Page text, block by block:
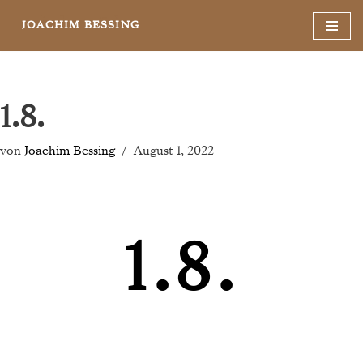
JOACHIM BESSING
1.8.
von Joachim Bessing August 1, 2022
1.8.